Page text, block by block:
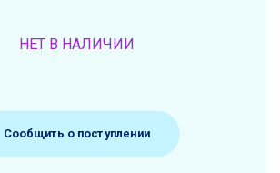
НЕТ В НАЛИЧИИ
Сообщить о поступлении